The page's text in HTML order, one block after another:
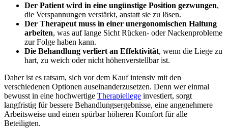
Der Patient wird in eine ungünstige Position gezwungen,
die Verspannungen verstärkt, anstatt sie zu lösen.
Der Therapeut muss in einer unergonomischen Haltung
arbeiten, was auf lange Sicht Rücken- oder Nackenprobleme
zur Folge haben kann.
Die Behandlung verliert an Effektivität, wenn die Liege zu
hart, zu weich oder nicht höhenverstellbar ist.
Daher ist es ratsam, sich vor dem Kauf intensiv mit den
verschiedenen Optionen auseinanderzusetzen. Denn wer einmal
bewusst in eine hochwertige Therapieliege investiert, sorgt
langfristig für bessere Behandlungsergebnisse, eine angenehmere
Arbeitsweise und einen spürbar höheren Komfort für alle
Beteiligten.